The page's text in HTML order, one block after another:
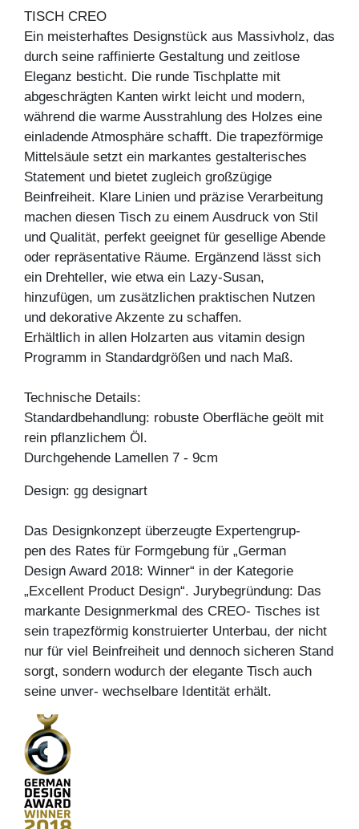
TISCH CREO
Ein meisterhaftes Designstück aus Massivholz, das
durch seine raffinierte Gestaltung und zeitlose
Eleganz besticht. Die runde Tischplatte mit
abgeschrägten Kanten wirkt leicht und modern,
während die warme Ausstrahlung des Holzes eine
einladende Atmosphäre schafft. Die trapezförmige
Mittelsäule setzt ein markantes gestalterisches
Statement und bietet zugleich großzügige
Beinfreiheit. Klare Linien und präzise Verarbeitung
machen diesen Tisch zu einem Ausdruck von Stil
und Qualität, perfekt geeignet für gesellige Abende
oder repräsentative Räume. Ergänzend lässt sich
ein Drehteller, wie etwa ein Lazy-Susan,
hinzufügen, um zusätzlichen praktischen Nutzen
und dekorative Akzente zu schaffen.
Erhältlich in allen Holzarten aus vitamin design
Programm in Standardgrößen und nach Maß.
Technische Details:
Standardbehandlung: robuste Oberfläche geölt mit
rein pflanzlichem Öl.
Durchgehende Lamellen 7 - 9cm
Design: gg designart
Das Designkonzept überzeugte Expertengrup-
pen des Rates für Formgebung für „German
Design Award 2018: Winner“ in der Kategorie
„Excellent Product Design“. Jurybegründung: Das
markante Designmerkmal des CREO- Tisches ist
sein trapezförmig konstruierter Unterbau, der nicht
nur für viel Beinfreiheit und dennoch sicheren Stand
sorgt, sondern wodurch der elegante Tisch auch
seine unver- wechselbare Identität erhält.